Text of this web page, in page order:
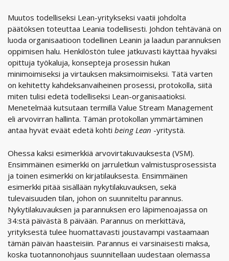
Muutos todelliseksi Lean-yritykseksi vaatii johdolta
päätöksen toteuttaa Leania todellisesti. Johdon tehtävänä on
luoda organisaatioon todellinen Leanin ja laadun parannuksen
oppimisen halu. Henkilöstön tulee jatkuvasti käyttää hyväksi
opittuja työkaluja, konsepteja prosessin hukan
minimoimiseksi ja virtauksen maksimoimiseksi. Tätä varten
on kehitetty kahdeksanvaiheinen prosessi, protokolla, siitä
miten tulisi edetä todelliseksi Lean-organisaatioksi.
Menetelmää kutsutaan termillä Value Stream Management
eli arvovirran hallinta. Tämän protokollan ymmärtäminen
antaa hyvät eväät edetä kohti being Lean -yritystä.
Ohessa kaksi esimerkkiä arvovirtakuvauksesta (VSM).
Ensimmäinen esimerkki on jarruletkun valmistusprosessista
ja toinen esimerkki on kirjatilauksesta. Ensimmäinen
esimerkki pitää sisällään nykytilakuvauksen, sekä
tulevaisuuden tilan, johon on suunniteltu parannus.
Nykytilakuvauksen ja parannuksen ero läpimenoajassa on
34:stä päivästä 8 päivään. Parannus on merkittävä,
yrityksestä tulee huomattavasti joustavampi vastaamaan
tämän päivän haasteisiin. Parannus ei varsinaisesti maksa,
koska tuotannonohjaus suunnitellaan uudestaan olemassa